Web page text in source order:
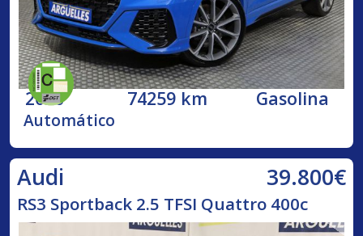
2020 74259 km Gasolina
Automático
Audi 39.800€
RS3 Sportback 2.5 TFSI Quattro 400c